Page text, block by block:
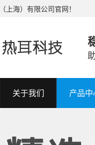
上海）有限公司官网！
关于我们 产品